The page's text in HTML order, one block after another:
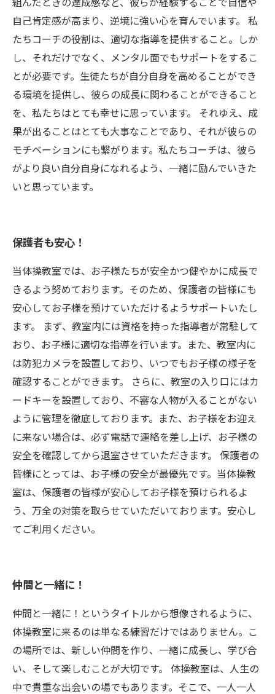
組んだときの達成感など、彼らが経験することで自信や
自己肯定感が高まり、逆境に強い心を育んでいます。 私
たちコーチの役割は、適切な指導を提供すること。しか
し、それだけでなく、メンタル面でもサポートをするこ
とが必要です。生徒たちが自分自身を高めることができ
る環境を提供し、彼らの成長に関わることができること
を、私たちはとても幸せに思っています。 それゆえ、成
果が出ることはとても大事なことであり、それが彼らの
モチベーションにも繋がります。私たちコーチは、彼ら
がより良い自分自身になれるよう、一緒に励んでいきた
いと思っています。
保護者も安心！
当体操教室では、お子様たちが安全かつ健やかに成長で
きるよう努めております。そのため、保護者の皆様にも
安心してお子様を預けていただけるようサポートいたし
ます。 まず、教室内には資格を持った指導者が常駐して
おり、お子様に適切な指導を行います。また、教室内に
は防犯カメラを設置しており、いつでもお子様の様子を
確認することができます。 さらに、教室の入り口にはカ
ードキーを設置しており、不審な人物が入ることがない
ように管理を徹底しております。また、お子様をお迎え
に来ない場合は、必ず電話で連絡を差し上げ、お子様の
安全を確認してから退室させていただきます。 保護者の
皆様にとっては、お子様の安全が最優先です。当体操教
室は、保護者の皆様が安心してお子様を預けられるよ
う、万全の対策を取らせていただいております。安心し
てご利用ください。
仲間と一緒に！
仲間と一緒に！というタイトルから想像されるように、
体操教室に来るのは単なる練習だけではありません。こ
の場所では、新しい仲間を作り、一緒に成長し、学び合
い、そして楽しむことが大切です。 体操教室は、人生の
中で貴重な出会いの場でもあります。そこで、一人一人